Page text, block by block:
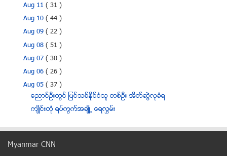
Aug 11( 31 )
Aug 10( 44 )
Aug 09( 22 )
Aug 08( 51 )
Aug 07( 30 )
Aug 06( 26 )
Aug 05( 37 )
ေညာင္ဦးတြင္ ျပင္သစ္ႏိုင္ငံသူ တစ္ဦး အိတ္ဆြဲလုခံရ
က်ဳိင္းတံု ရပ္ကြက္အခ်ဳိ႕ ေရလႊမ္း
သမီးျဖစ္သူအား စည္းရံုးေခၚေဆာင္သြားၿပီး တရုတ္ႏိုင္င...
Myanmar CNN